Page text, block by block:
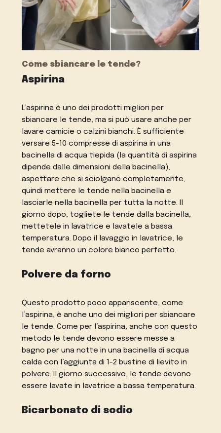
Come sbiancare le tende?
Aspirina
L’aspirina è uno dei prodotti migliori per
sbiancare le tende, ma si può usare anche per
lavare camicie o calzini bianchi. È sufficiente
versare 5-10 compresse di aspirina in una
bacinella di acqua tiepida (la quantità di aspirina
dipende dalle dimensioni della bacinella),
aspettare che si sciolgano completamente,
quindi mettere le tende nella bacinella e
lasciarle nella bacinella per tutta la notte. Il
giorno dopo, togliete le tende dalla bacinella,
mettetele in lavatrice e lavatele a bassa
temperatura. Dopo il lavaggio in lavatrice, le
tende avranno un colore bianco perfetto.
Polvere da forno
Questo prodotto poco appariscente, come
l’aspirina, è anche uno dei migliori per sbiancare
le tende. Come per l’aspirina, anche con questo
metodo le tende devono essere messe a
bagno per una notte in una bacinella di acqua
calda con l’aggiunta di 1-2 bustine di lievito in
polvere. Il giorno successivo, le tende devono
essere lavate in lavatrice a bassa temperatura.
Bicarbonato di sodio